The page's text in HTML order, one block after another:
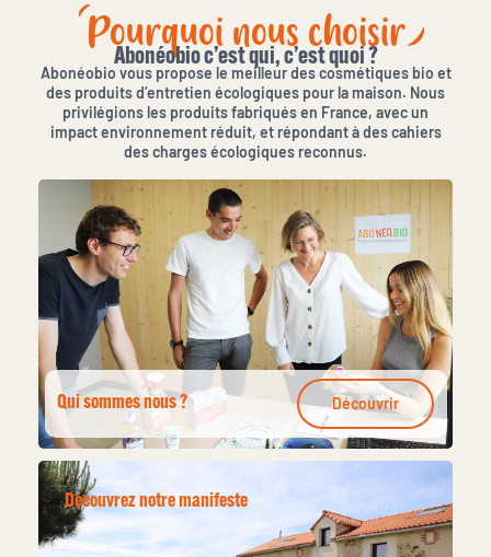
Pourquoi nous choisir
Abonéobio c’est qui, c’est quoi ?
Abonéobio vous propose le meilleur des cosmétiques bio et
des produits d’entretien écologiques pour la maison. Nous
privilégions les produits fabriqués en France, avec un
impact environnement réduit, et répondant à des cahiers
des charges écologiques reconnus.
Qui sommes nous ? Découvrir
Découvrez notre manifeste